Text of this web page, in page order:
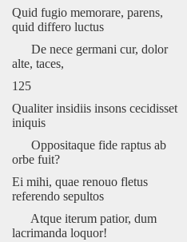
Quid fugio memorare, parens,
quid differo luctus
De nece germani cur, dolor
alte, taces,
125
Qualiter insidiis insons cecidisset
iniquis
Oppositaque fide raptus ab
orbe fuit?
Ei mihi, quae renouo fletus
referendo sepultos
Atque iterum patior, dum
lacrimanda loquor!